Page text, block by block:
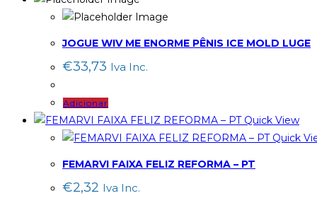
JOGUE WIV ME ENORME PÊNIS ICE MOLD LUGE
€33,73 Iva Inc.
Adicionar
Quick View
Quick
FEMARVI FAIXA FELIZ REFORMA – PT
€2,32 Iva Inc.